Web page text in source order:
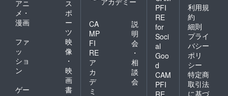
アニ
メ・
漫画
ス
ポ
ー
ツ
ファ
ッ
ショ
ン
映
像
・
映
画
ゲー
書
CA
MP
FI
RE
ア
カ
デ
ミ
説
明
会
・
相
談
会
PFI
RE
for
Soci
al
Goo
d
CAM
PFI
RE
利用規
約
細則
プライ
バシー
ポリ
シー
特定商
取引法
に基づ